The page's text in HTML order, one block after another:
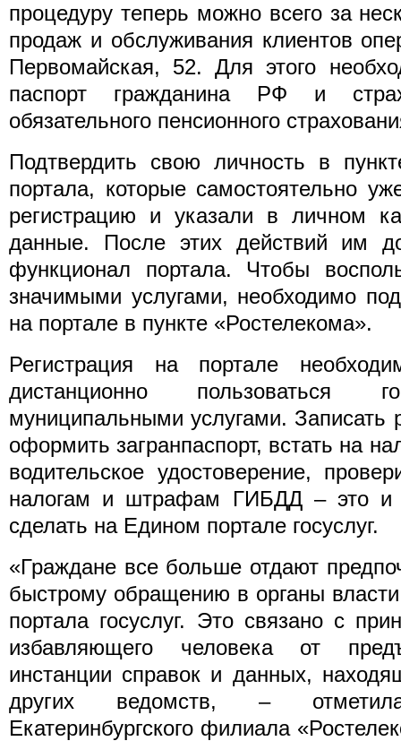
процедуру теперь можно всего за
продаж и обслуживания клиентов
Первомайская, 52. Для этого
паспорт гражданина РФ и
обязательного пенсионного
Подтвердить свою личность в
портала, которые самостоятельно
регистрацию и указали в личном
данные. После этих действий им
функционал портала. Чтобы
значимыми услугами, необходимо
на портале в пункте «Ростелекома».
Регистрация на портале
дистанционно пользоваться
муниципальными услугами. Записать
оформить загранпаспорт, встать на
водительское удостоверение,
налогам и штрафам ГИБДД – это и
сделать на Едином портале госуслуг.
«Граждане все больше отдают
быстрому обращению в органы
портала госуслуг. Это связано с
избавляющего человека от
инстанции справок и данных,
других ведомств, –
Екатеринбургского филиала